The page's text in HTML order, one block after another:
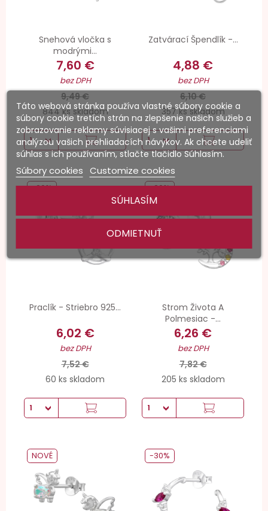
Snehová vločka s
modrými...
7,60 €
bez DPH
9,49 €
844 ks skladom
Zatvárací Špendlík -...
4,88 €
bez DPH
6,10 €
357 ks skladom
Praclík - Striebro 925...
6,02 €
bez DPH
7,52 €
60 ks skladom
-20%
Strom Života A
Polmesiac -...
6,26 €
bez DPH
7,82 €
205 ks skladom
-20%
NOVÉ -30%
Táto webová stránka používa vlastné súbory cookie a
súbory cookie tretích strán na zlepšenie našich služieb a
zobrazovanie reklamy súvisiacej s vašimi preferenciami
analýzou vašich prehliadacích návykov. Ak chcete udeliť
súhlas s ich používaním, stlačte tlačidlo Súhlasím.
Súbory cookies Customize cookies
ODMIETNUŤ
SÚHLASÍM